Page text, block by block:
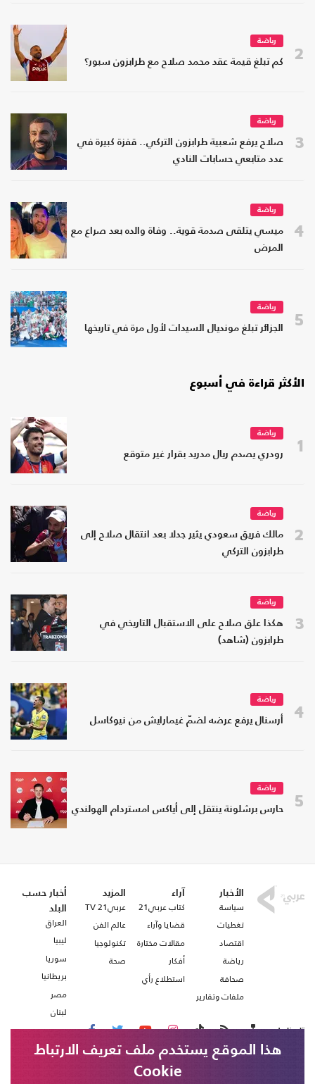
2
رياضة
كم تبلغ قيمة عقد محمد صلاح مع طرابزون سبور؟
3
رياضة
صلاح يرفع شعبية طرابزون التركي.. قفزة كبيرة في
عدد متابعي حسابات النادي
4
رياضة
ميسي يتلقى صدمة قوية.. وفاة والده بعد صراع مع
المرض
5
رياضة
الجزائر تبلغ مونديال السيدات لأول مرة في تاريخها
الأكثر قراءة في أسبوع
1
رياضة
رودري يصدم ريال مدريد بقرار غير متوقع
2
رياضة
مالك فريق سعودي يثير جدلا بعد انتقال صلاح إلى
طرابزون التركي
3
رياضة
هكذا علق صلاح على الاستقبال التاريخي في
طرابزون (شاهد)
4
رياضة
أرسنال يرفع عرضه لضمّ غيمارايش من نيوكاسل
5
رياضة
حارس برشلونة ينتقل إلى أياكس امستردام الهولندي
الأخبار
سياسة
تغطيات
اقتصاد
رياضة
صحافة
ملفات وتقارير
آراء
كتاب عربي21
قضايا وآراء
مقالات مختارة
أفكار
استطلاع رأي
المزيد
عربي21 TV
عالم الفن
تكنولوجيا
صحة
أخبار حسب
البلد
العراق
ليبيا
سوريا
بريطانيا
مصر
لبنان
تابعنا على
هذا الموقع يستخدم ملف تعريف الارتباط
Cookie